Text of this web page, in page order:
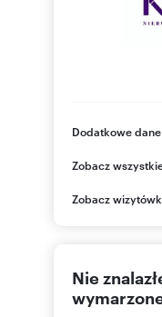
Dodatkowe
Szczecin
PL
918202
Zobacz
Zobacz
Nie